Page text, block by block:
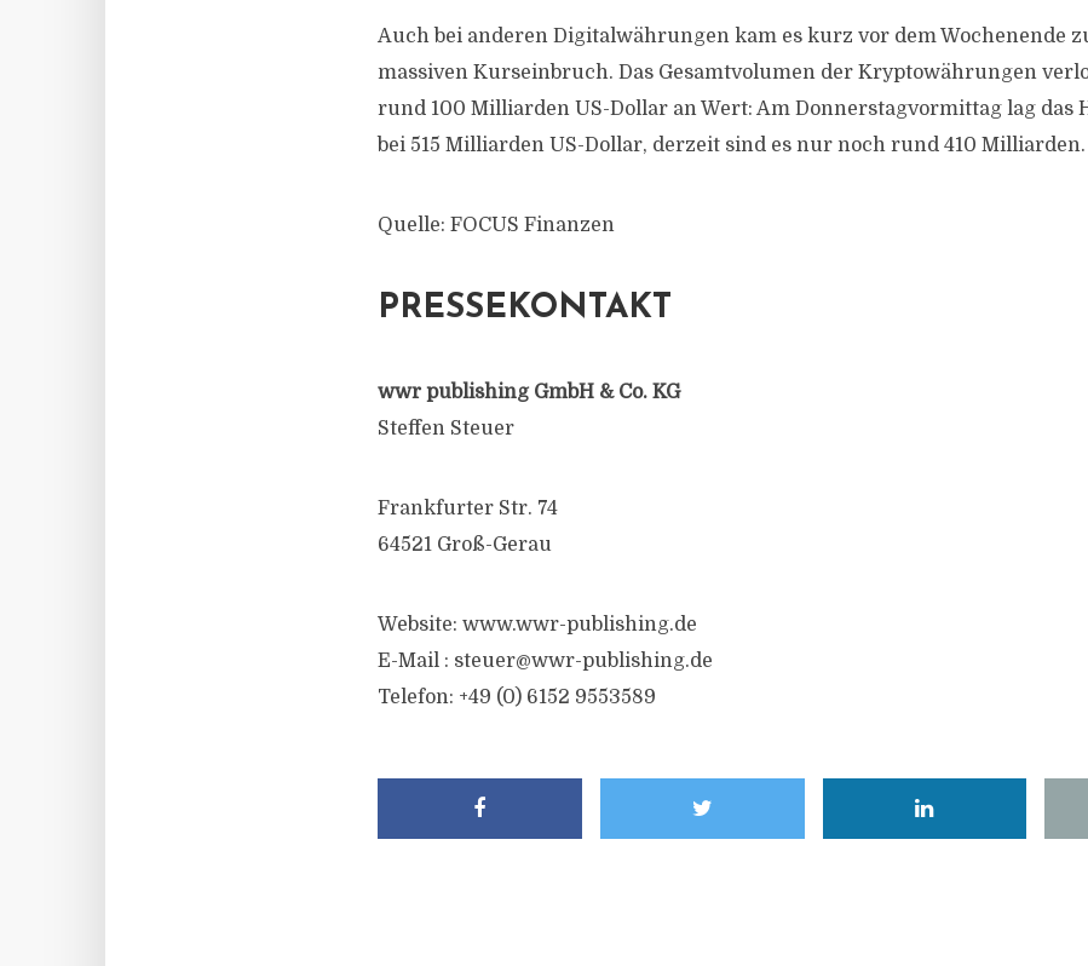
Auch bei anderen Digitalwährungen kam es kurz vor dem Wochenende
massiven Kurseinbruch. Das Gesamtvolumen der Kryptowährungen
rund 100 Milliarden US-Dollar an Wert: Am Donnerstagvormittag lag das
bei 515 Milliarden US-Dollar, derzeit sind es nur noch rund 410 Milliarden.
Quelle: FOCUS Finanzen
PRESSEKONTAKT
wwr publishing GmbH & Co. KG
Steffen Steuer
Frankfurter Str. 74
64521 Groß-Gerau
Website: www.wwr-publishing.de
E-Mail : steuer@wwr-publishing.de
Telefon: +49 (0) 6152 9553589